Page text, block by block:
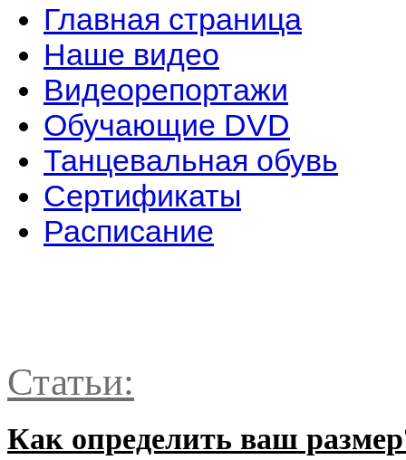
Главная страница
Наше видео
Видеорепортажи
Обучающие DVD
Танцевальная обувь
Сертификаты
Расписание
Статьи:
Как определить ваш